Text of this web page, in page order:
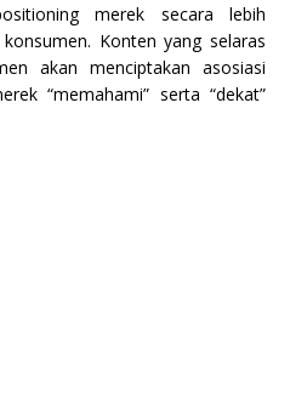
merek secara lebih
Konten yang selaras
akan menciptakan asosiasi
“memahami” serta “dekat”